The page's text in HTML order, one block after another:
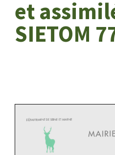
et
SIETOM